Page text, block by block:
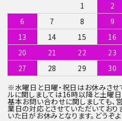
1
2
6
7 8 9
13
14 15 16
20
21 22 23
27
28 29
30
※水曜日と日曜・祝日はお休みさせ
ルに関しましては16時以降と土曜日
基本お問い合わせに関しましても、
業日の対応とさせていただいており
いた日がお休みとなります。どうぞよ